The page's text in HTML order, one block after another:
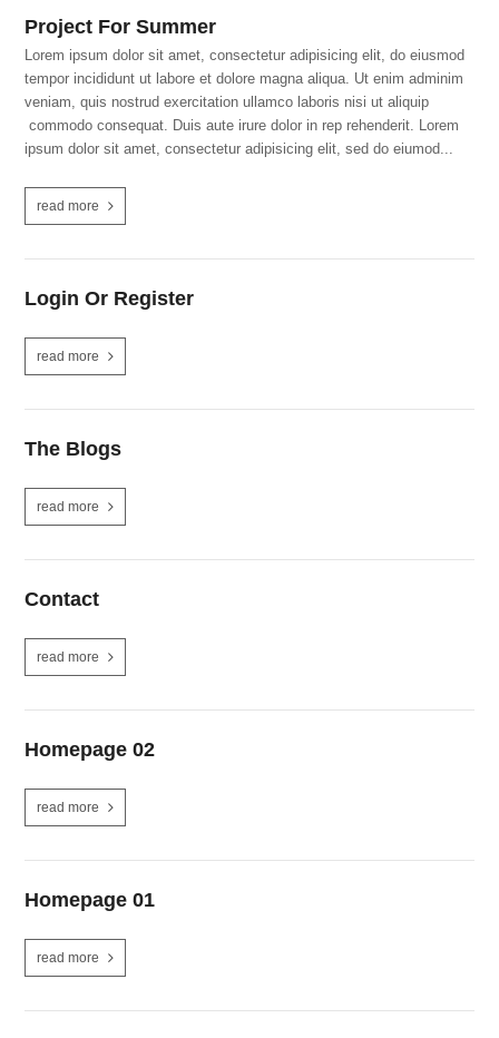
Project For Summer
Lorem ipsum dolor sit amet, consectetur adipisicing elit, do eiusmod
tempor incididunt ut labore et dolore magna aliqua. Ut enim adminim
veniam, quis nostrud exercitation ullamco laboris nisi ut aliquip
commodo consequat. Duis aute irure dolor in rep rehenderit. Lorem
ipsum dolor sit amet, consectetur adipisicing elit, sed do eiumod...
read more
Login Or Register
read more
The Blogs
read more
Contact
read more
Homepage 02
read more
Homepage 01
read more